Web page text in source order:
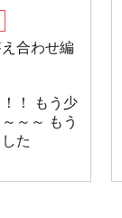
合わせ編
！ もう少
～～ もう
た